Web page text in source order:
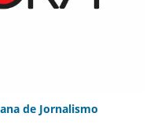
de Jornalismo